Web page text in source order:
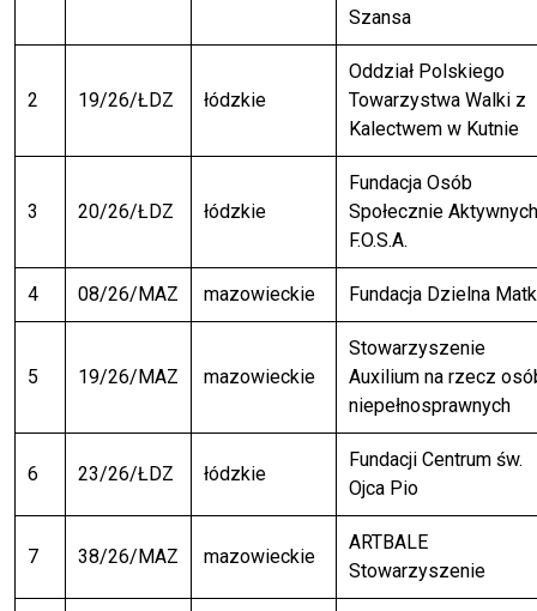
Szansa
2 19/26/ŁDZ łódzkie
Oddział Polskiego
Towarzystwa Walki z
Kalectwem w Kutnie
3 20/26/ŁDZ łódzkie
Fundacja Osób
Społecznie Aktywnych
F.O.S.A.
4 08/26/MAZ mazowieckie Fundacja Dzielna
5 19/26/MAZ mazowieckie
Stowarzyszenie
Auxilium na rzecz
niepełnosprawnych
6 23/26/ŁDZ łódzkie
Fundacji Centrum św.
Ojca Pio
7 38/26/MAZ mazowieckie
ARTBALE
Stowarzyszenie